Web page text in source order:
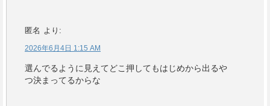
匿名 より:
2026年6月4日 1:15 AM
選んでるように見えてどこ押してもはじめから出るや
つ決まってるからな